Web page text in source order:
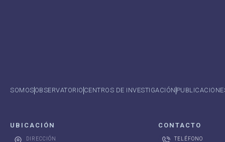
SOMOS OBSERVATORIO CENTROS DE INVESTIGACIÓN
UBICACIÓN
DIRECCIÓN
CONTACTO
TELÉFONO